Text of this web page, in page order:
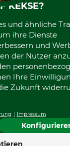
KEKSE?
und ähnliche
ihre Dienste
und
der Nutzer
Ihre
Zukunft
Impressum